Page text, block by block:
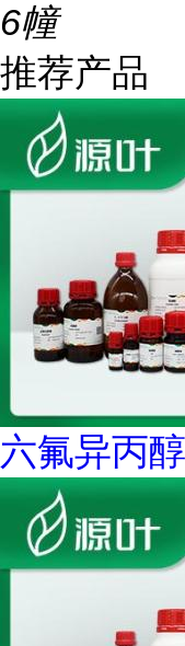
6幢
推荐产品
六氟异丙醇